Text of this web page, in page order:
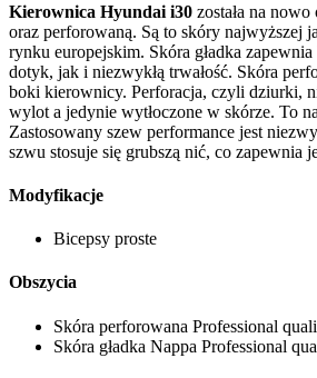
Kierownica Hyundai i30 została na nowo
oraz perforowaną. Są to skóry najwyższej
rynku europejskim. Skóra gładka
dotyk, jak i niezwykłą trwałość. Skóra
boki kierownicy. Perforacja, czyli dziurki,
wylot a jedynie wytłoczone w skórze. To
Zastosowany szew performance jest
szwu stosuje się grubszą nić, co zapewnia
Modyfikacje
Bicepsy proste
Obszycia
Skóra perforowana Professional
Skóra gładka Nappa Professional